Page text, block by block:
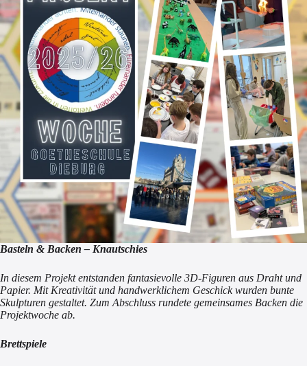
Basteln & Backen – Knautschies
In diesem Projekt entstanden fantasievolle 3D-Figuren aus Draht und
Papier. Mit Kreativität und handwerklichem Geschick wurden bunte
Skulpturen gestaltet. Zum Abschluss rundete gemeinsames Backen die
Projektwoche ab.
Brettspiele